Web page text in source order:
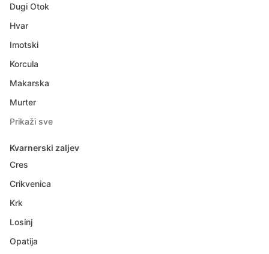
Dugi Otok
Hvar
Imotski
Korcula
Makarska
Murter
Prikaži sve
Kvarnerski zaljev
Cres
Crikvenica
Krk
Losinj
Opatija